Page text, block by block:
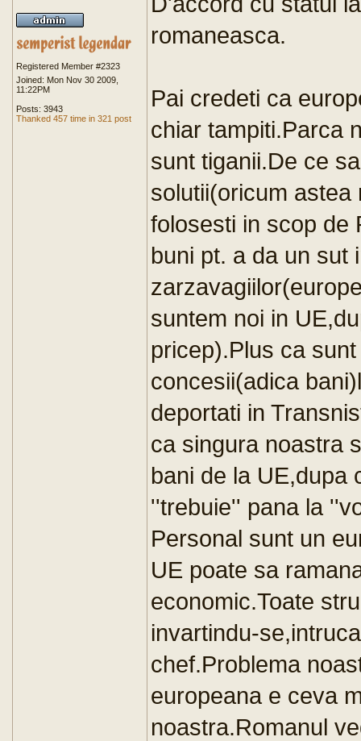
Registered Member #2323
Joined: Mon Nov 30 2009,
11:22PM
Posts: 3943
Thanked 457 time in 321 post
romaneasca.
Pai credeti ca
chiar tampiti.Parca
sunt tiganii.De ce
solutii(oricum
folosesti in scop de
buni pt. a da un sut
suntem noi in
pricep).Plus ca
concesii(adica
deportati in
ca singura noastra
bani de la UE,dupa
''trebuie'' pana la
Personal sunt un
UE poate sa
economic.Toate
invartindu-
chef.Problema
europeana e ceva
noastra.Romanul